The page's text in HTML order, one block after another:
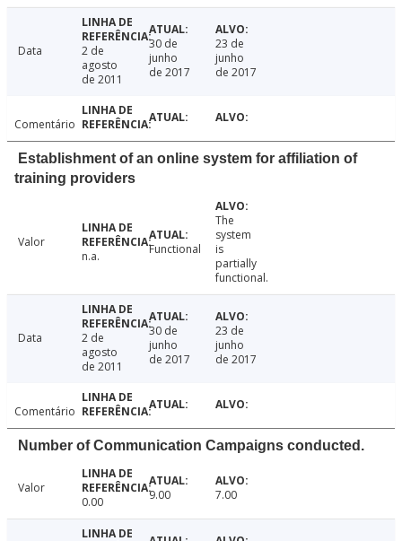
Data
2 de
agosto
de 2011
30 de
junho
de 2017
23 de
junho
de 2017
Comentário
Establishment of an online system for affiliation of
training providers
Valor
n.a.
Functional
The
system
is
partially
functional.
Data
2 de
agosto
de 2011
30 de
junho
de 2017
23 de
junho
de 2017
Comentário
Number of Communication Campaigns conducted.
Valor
0.00
9.00 7.00